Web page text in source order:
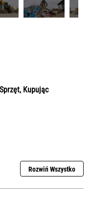
Kupując
Rozwiń Wszystko